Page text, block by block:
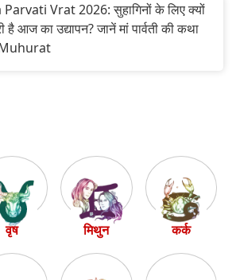
Parvati Vrat 2026: सुहागिनों के लिए क्यों
है आज का उद्यापन? जानें मां पार्वती की कथा
वृष मिथुन कर्क